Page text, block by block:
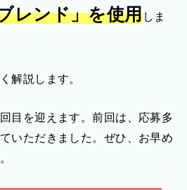
レンド」を使用しま
解説します。
目を迎えます。前回は、応募多
いただきました。ぜひ、お早め